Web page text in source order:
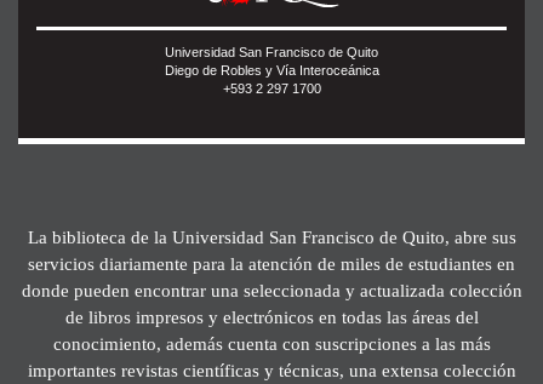
Universidad San Francisco de Quito
Diego de Robles y Vía Interoceánica
+593 2 297 1700
La biblioteca de la Universidad San Francisco de Quito, abre sus
servicios diariamente para la atención de miles de estudiantes en
donde pueden encontrar una seleccionada y actualizada colección
de libros impresos y electrónicos en todas las áreas del
conocimiento, además cuenta con suscripciones a las más
importantes revistas científicas y técnicas, una extensa colección